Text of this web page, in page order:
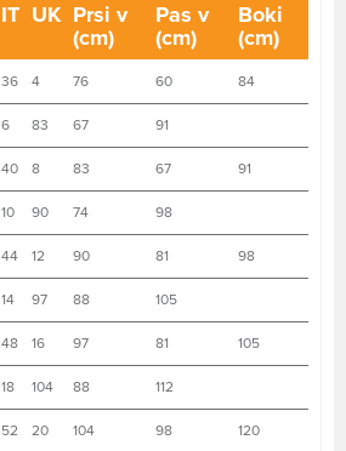
IT UK Prsi v
(cm)
Pas v
(cm)
Boki
(cm)
36 4 76 60 84
6 83 67 91
40 8 83 67 91
10 90 74 98
44 12 90 81 98
14 97 88 105
48 16 97 81 105
18 104 88 112
52 20 104 98 120